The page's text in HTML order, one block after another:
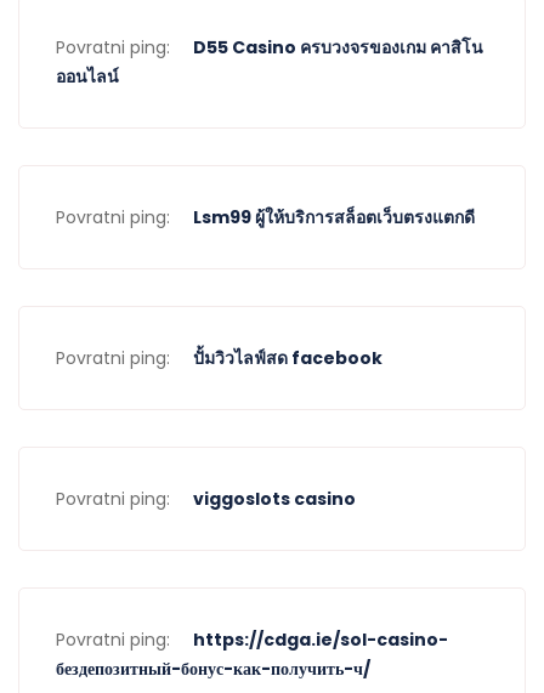
Povratni ping:
D55 Casino ครบวงจรของเกม คาสิโน
ออนไลน์
Povratni ping: Lsm99 ผู้ให้บริการสล็อตเว็บตรงแตกดี
Povratni ping: ปั้มวิวไลฟ์สด facebook
Povratni ping: viggoslots casino
Povratni ping:
https://cdga.ie/sol-casino-
бездепозитный-бонус-как-получить-ч/